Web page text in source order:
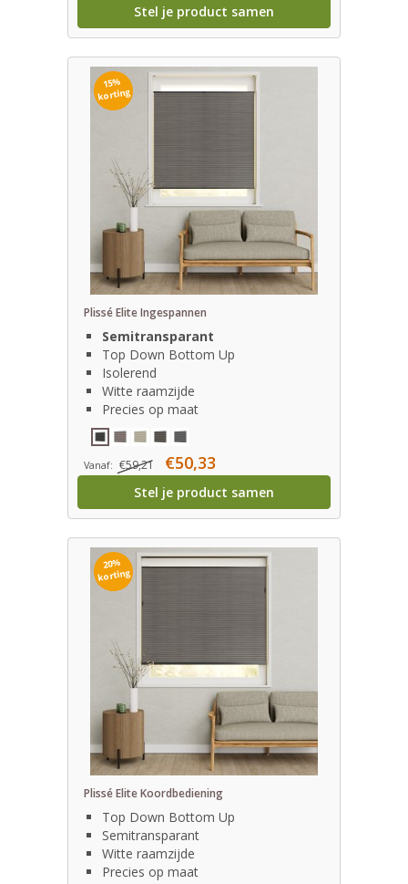
Stel je product samen
15%
korting
Plissé Elite Ingespannen
Semitransparant
Top Down Bottom Up
Isolerend
Witte raamzijde
Precies op maat
Vanaf: €59,21 €50,33
Stel je product samen
20%
korting
Plissé Elite Koordbediening
Top Down Bottom Up
Semitransparant
Witte raamzijde
Precies op maat